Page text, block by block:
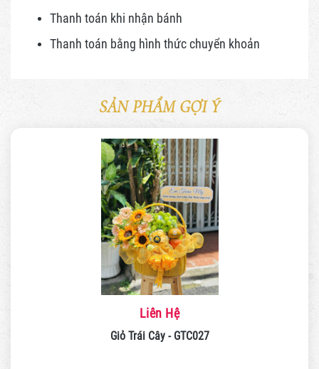
Thanh toán khi nhận bánh
Thanh toán bằng hình thứcchuyển khoản
SẢN PHẨM GỢI Ý
Liên Hệ
Giỏ Trái Cây - GTC027